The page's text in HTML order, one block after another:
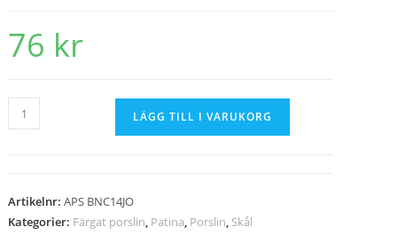
76 kr
LÄGG TILL I VARUKORG
Artikelnr:APS BNC14JO
Kategorier: Färgat porslin, Patina, Porslin, Skål